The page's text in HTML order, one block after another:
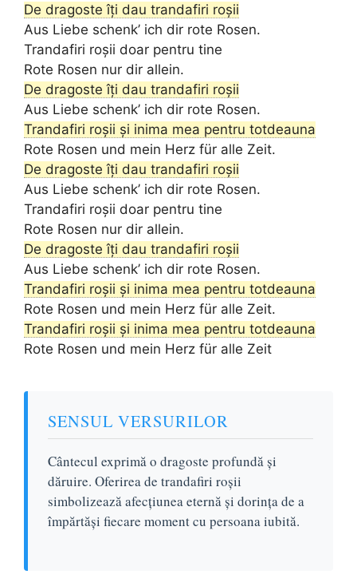
De dragoste îți dau trandafiri roșii
Aus Liebe schenk’ ich dir rote Rosen.
Trandafiri roșii doar pentru tine
Rote Rosen nur dir allein.
De dragoste îți dau trandafiri roșii
Aus Liebe schenk’ ich dir rote Rosen.
Trandafiri roșii și inima mea pentru totdeauna
Rote Rosen und mein Herz für alle Zeit.
De dragoste îți dau trandafiri roșii
Aus Liebe schenk’ ich dir rote Rosen.
Trandafiri roșii doar pentru tine
Rote Rosen nur dir allein.
De dragoste îți dau trandafiri roșii
Aus Liebe schenk’ ich dir rote Rosen.
Trandafiri roșii și inima mea pentru totdeauna
Rote Rosen und mein Herz für alle Zeit.
Trandafiri roșii și inima mea pentru totdeauna
Rote Rosen und mein Herz für alle Zeit
SENSUL VERSURILOR
Cântecul exprimă o dragoste profundă și
dăruire. Oferirea de trandafiri roșii
simbolizează afecțiunea eternă și dorința de a
împărtăși fiecare moment cu persoana iubită.